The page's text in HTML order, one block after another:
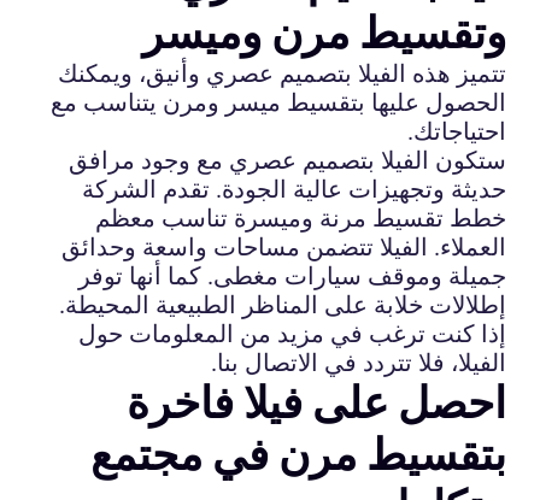
وتقسيط مرن وميسر
تتميز هذه الفيلا بتصميم عصري وأنيق، ويمكنك
الحصول عليها بتقسيط ميسر ومرن يتناسب مع
احتياجاتك.
ستكون الفيلا بتصميم عصري مع وجود مرافق
حديثة وتجهيزات عالية الجودة. تقدم الشركة
خطط تقسيط مرنة وميسرة تناسب معظم
العملاء. الفيلا تتضمن مساحات واسعة وحدائق
جميلة وموقف سيارات مغطى. كما أنها توفر
إطلالات خلابة على المناظر الطبيعية المحيطة.
إذا كنت ترغب في مزيد من المعلومات حول
الفيلا، فلا تتردد في الاتصال بنا.
احصل على فيلا فاخرة
بتقسيط مرن في مجتمع